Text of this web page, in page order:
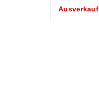
Ausverkauf